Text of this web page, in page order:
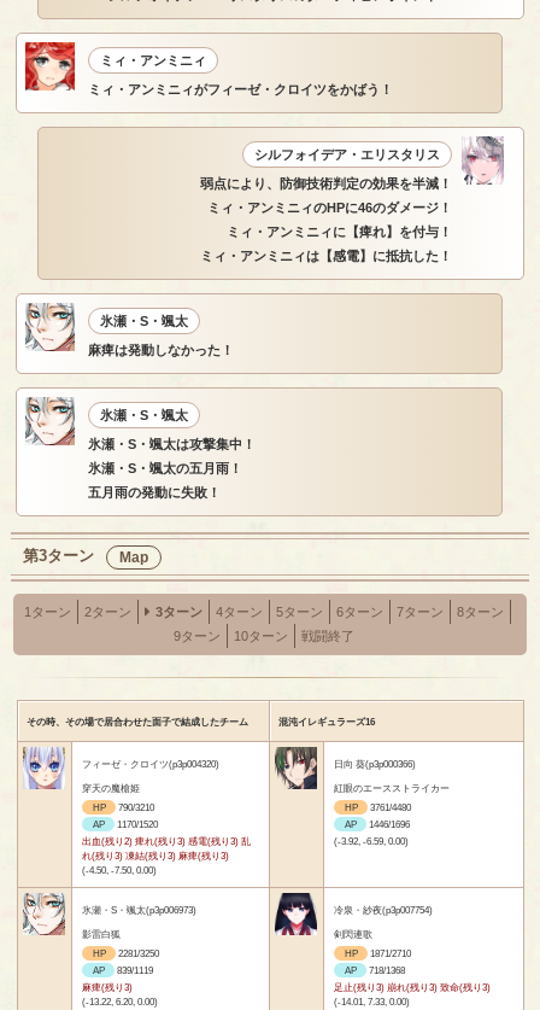
ミィ・アンミニィ
ミィ・アンミニィがフィーゼ・クロイツをかばう！
シルフォイデア・エリスタリス
弱点により、防御技術判定の効果を半減！
ミィ・アンミニィのHPに46のダメージ！
ミィ・アンミニィに【痺れ】を付与！
ミィ・アンミニィは【感電】に抵抗した！
氷瀬・S・颯太
麻痺は発動しなかった！
氷瀬・S・颯太
氷瀬・S・颯太は攻撃集中！
氷瀬・S・颯太の五月雨！
五月雨の発動に失敗！
第3ターン Map
1ターン 2ターン 3ターン 4ターン 5ターン 6ターン 7ターン
8ターン
9ターン
10ターン 戦闘終了
その時、その場で居合わせた面子で結成したチーム 混沌イレギュラーズ16
フィーゼ・クロイツ(p3p004320)
穿天の魔槍姫
HP
790/3210
AP
1170/1520
出血(残り2) 痺れ(残り3) 感電(残り3) 乱
れ(残り3) 凍結(残り3) 麻痺(残り3)
(-4.50, -7.50, 0.00)
日向 葵(p3p000366)
紅眼のエースストライカー
HP
3761/4480
AP
1446/1696
(-3.92, -6.59, 0.00)
氷瀬・S・颯太(p3p006973)
影雷白狐
HP
2281/3250
AP
839/1119
麻痺(残り3)
(-13.22, 6.20, 0.00)
冷泉・紗夜(p3p007754)
剣閃連歌
HP
1871/2710
AP
718/1368
足止(残り3) 崩れ(残り3) 致命(残り3)
(-14.01, 7.33, 0.00)